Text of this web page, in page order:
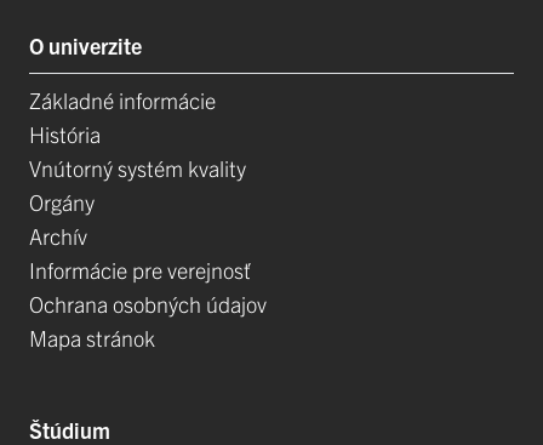
O univerzite
Základné informácie
História
Vnútorný systém kvality
Orgány
Archív
Informácie pre verejnosť
Ochrana osobných údajov
Mapa stránok
Štúdium